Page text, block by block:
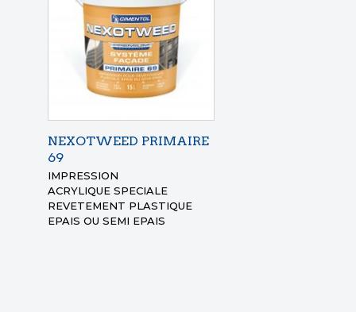
NEXOTWEED PRIMAIRE
69
IMPRESSION
ACRYLIQUE SPECIALE
REVETEMENT PLASTIQUE
EPAIS OU SEMI EPAIS